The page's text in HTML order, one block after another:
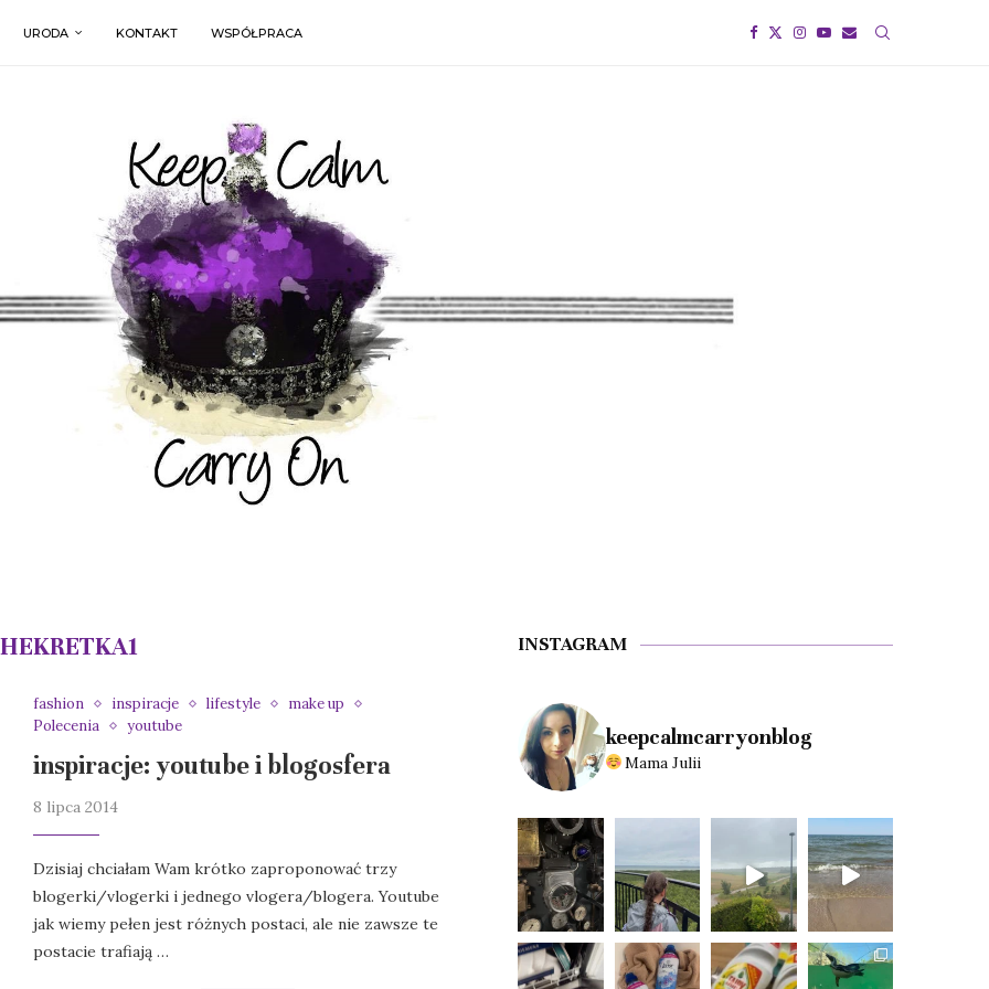
URODA KONTAKT WSPÓŁPRACA
fashion inspiracje lifestyle
make up
Polecenia
youtube
inspiracje: youtube i blogosfera
8 lipca 2014
Dzisiaj chciałam Wam krótko zaproponować trzy
blogerki/vlogerki i jednego vlogera/blogera. Youtube
jak wiemy pełen jest różnych postaci, ale nie zawsze te
postacie trafiają …
INSTAGRAM
keepcalmcarryonblog
Mama Julii